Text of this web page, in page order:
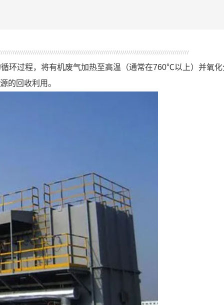
环过程，将有机废气加热至高温（通常在760℃以上）并氧
的回收利用。